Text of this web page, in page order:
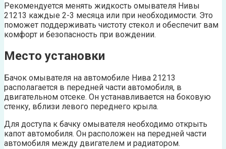
Рекомендуется менять жидкость омывателя Нивы
21213 каждые 2-3 месяца или при необходимости. Это
поможет поддерживать чистоту стекол и обеспечит вам
комфорт и безопасность при вождении.
Место установки
Бачок омывателя на автомобиле Нива 21213
располагается в передней части автомобиля, в
двигательном отсеке. Он устанавливается на боковую
стенку, вблизи левого переднего крыла.
Для доступа к бачку омывателя необходимо открыть
капот автомобиля. Он расположен на передней части
автомобиля между двигателем и радиатором.